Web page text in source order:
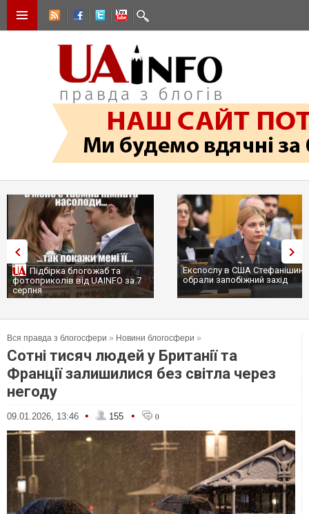
Підбірка блогожаб та
фотоприколів від UAINFO за 7
серпня
Експослу в США
обрали запобіжний захід
Вся правда з блогосфери » Новини блогосфери »
Сотні тисяч людей у Британії та
Франції залишилися без світла через
негоду
09.01.2026, 13:46 • 155 • 0